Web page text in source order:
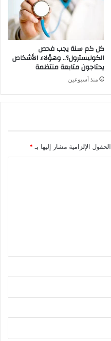
كل كم سنة يجب فحص
الكوليسترول؟.. وهؤلاء الأشخاص
يحتاجون متابعة منتظمة
منذ أسبوعين
الحقول الإلزامية مشار إليها بـ *